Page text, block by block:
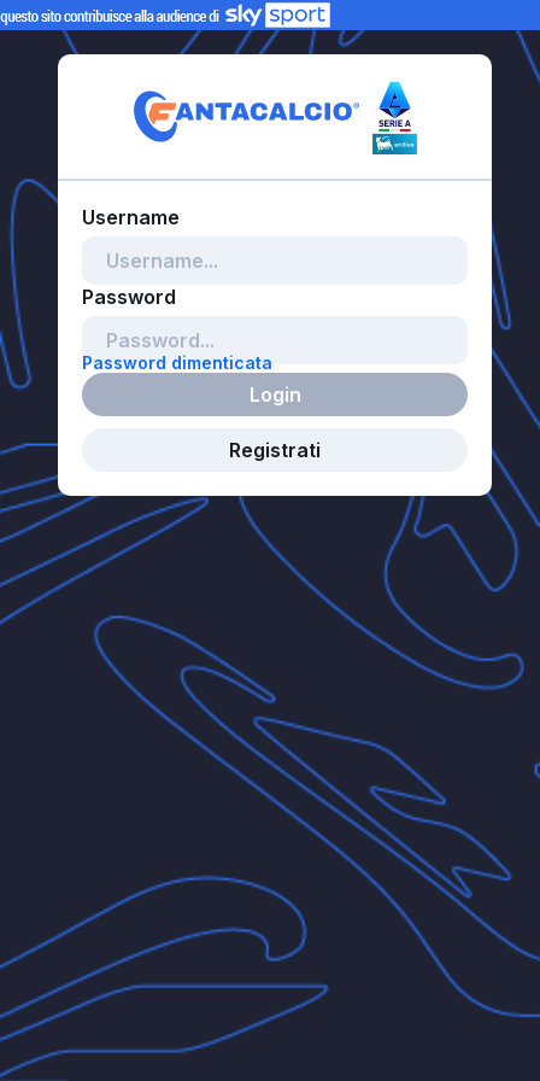
Password dimenticata
Login
Registrati